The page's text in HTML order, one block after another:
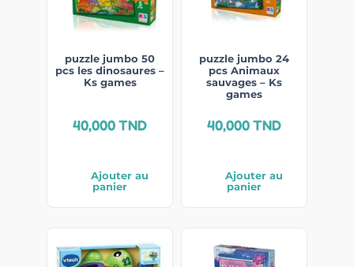
puzzle jumbo 50
pcs les dinosaures –
Ks games
40,000TND
Ajouter au
panier
puzzle jumbo 24
pcs Animaux
sauvages – Ks
games
40,000TND
Ajouter au
panier